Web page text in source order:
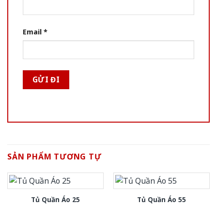
Email *
SẢN PHẨM TƯƠNG TỰ
Tủ Quần Áo 25 Tủ Quần Áo 55